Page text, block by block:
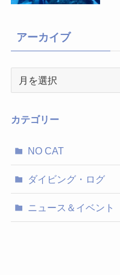
アーカイブ
イ
カテゴリー
NO CAT
ダイビング・ログ
ニュース＆イベント